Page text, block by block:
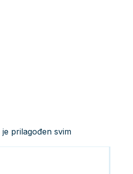
je prilagođen svim